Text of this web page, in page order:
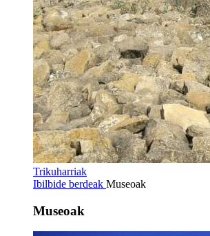
Trikuharriak
Ibilbide berdeak Museoak
Museoak